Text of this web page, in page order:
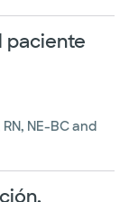
paciente
NE-BC and